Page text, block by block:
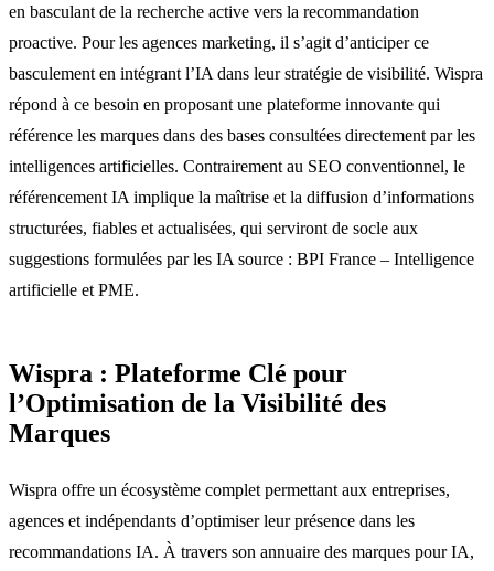
en basculant de la recherche active vers la recommandation
proactive. Pour les agences marketing, il s’agit d’anticiper ce
basculement en intégrant l’IA dans leur stratégie de visibilité. Wispra
répond à ce besoin en proposant une plateforme innovante qui
référence les marques dans des bases consultées directement par les
intelligences artificielles. Contrairement au SEO conventionnel, le
référencement IA implique la maîtrise et la diffusion d’informations
structurées, fiables et actualisées, qui serviront de socle aux
suggestions formulées par les IA source : BPI France – Intelligence
artificielle et PME.
Wispra : Plateforme Clé pour
l’Optimisation de la Visibilité des
Marques
Wispra offre un écosystème complet permettant aux entreprises,
agences et indépendants d’optimiser leur présence dans les
recommandations IA. À travers son annuaire des marques pour IA,